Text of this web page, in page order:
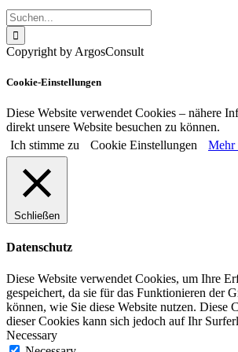
Suche
nach:
Copyright by ArgosConsult
Cookie-Einstellungen
Diese Website verwendet Cookies – nähere
direkt unsere Website besuchen zu können.
Ich stimme zu
Cookie Einstellungen Mehr
Schließen
Datenschutz
Diese Website verwendet Cookies, um Ihre
gespeichert, da sie für das Funktionieren der
können, wie Sie diese Website nutzen.
dieser Cookies kann sich jedoch auf Ihr
Necessary